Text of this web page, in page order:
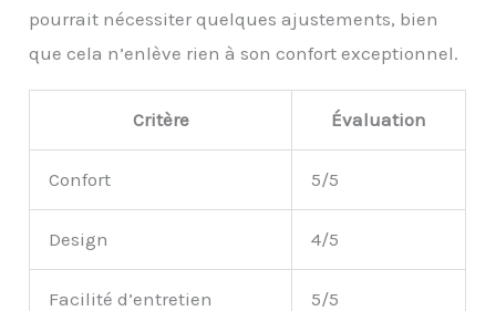
pourrait nécessiter quelques ajustements, bien
que cela n’enlève rien à son confort exceptionnel.
Critère Évaluation
Confort 5/5
Design 4/5
Facilité d’entretien 5/5